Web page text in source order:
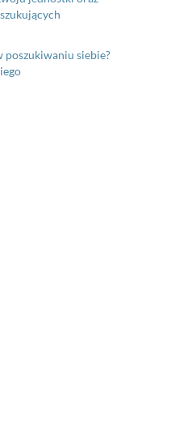
poszukiwaniu siebie?